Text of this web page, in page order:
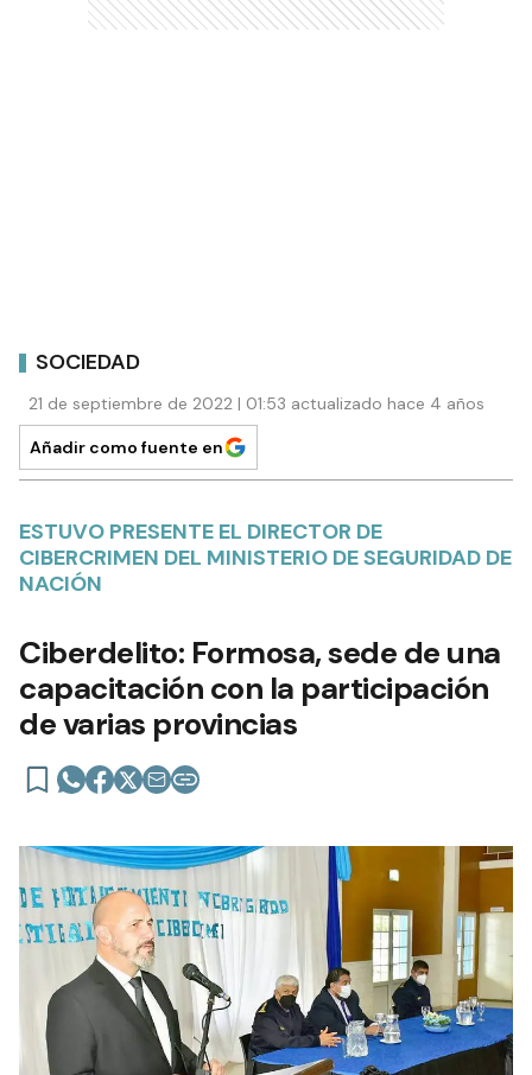
SOCIEDAD
21 de septiembre de 2022 | 01:53 actualizado hace 4 años
Añadir como fuente en
ESTUVO PRESENTE EL DIRECTOR DE
CIBERCRIMEN DEL MINISTERIO DE SEGURIDAD DE
NACIÓN
Ciberdelito: Formosa, sede de una
capacitación con la participación
de varias provincias